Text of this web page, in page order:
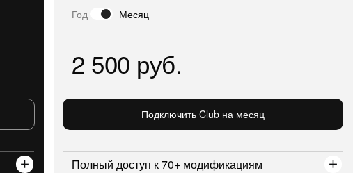
Полный доступ к 70+ модификациям
2 500 руб.
Месяц
Подключить Club на месяц
Год